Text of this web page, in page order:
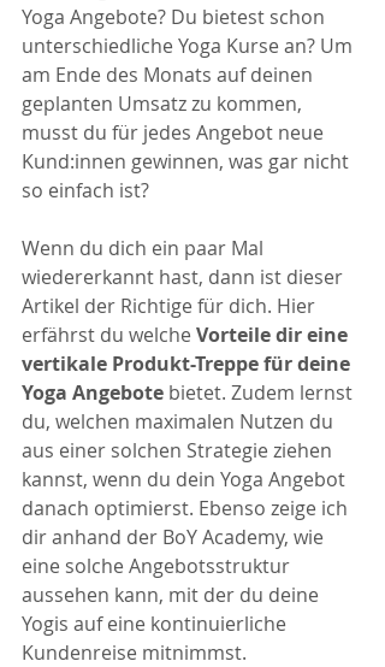
Yoga Angebote? Du bietest schon
unterschiedliche Yoga Kurse an? Um
am Ende des Monats auf deinen
geplanten Umsatz zu kommen,
musst du für jedes Angebot neue
Kund:innen gewinnen, was gar nicht
so einfach ist?
Wenn du dich ein paar Mal
wiedererkannt hast, dann ist dieser
Artikel der Richtige für dich. Hier
erfährst du welche Vorteile dir eine
vertikale Produkt-Treppe für deine
Yoga Angebote bietet. Zudem lernst
du, welchen maximalen Nutzen du
aus einer solchen Strategie ziehen
kannst, wenn du dein Yoga Angebot
danach optimierst. Ebenso zeige ich
dir anhand der BoY Academy, wie
eine solche Angebotsstruktur
aussehen kann, mit der du deine
Yogis auf eine kontinuierliche
Kundenreise mitnimmst.